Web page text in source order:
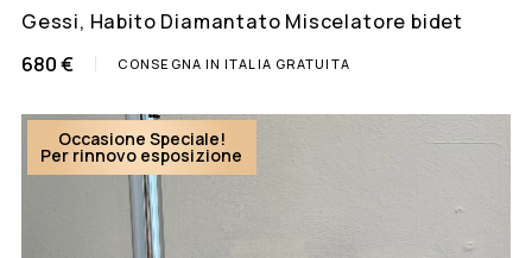
Gessi, Habito Diamantato Miscelatore bidet
680 €
CONSEGNA IN ITALIA GRATUITA
Occasione Speciale!
Per rinnovo esposizione